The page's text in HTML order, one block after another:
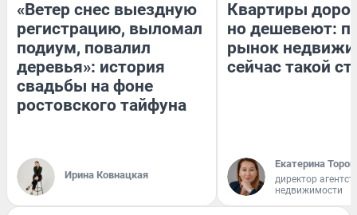
«Ветер снес выездную
регистрацию, выломал
подиум, повалил
деревья»: история
свадьбы на фоне
ростовского тайфуна
Ирина Ковнацкая
Квартиры
но дешевеют:
рынок
сейчас такой
Екатерина
директор
недвижимости